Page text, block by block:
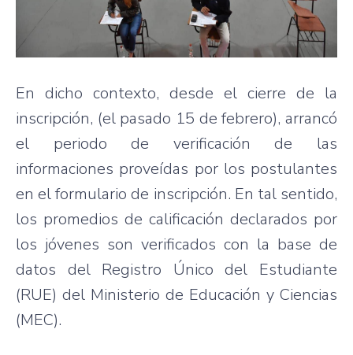
En dicho contexto, desde el cierre de la
inscripción, (el pasado 15 de febrero), arrancó
el periodo de verificación de las
informaciones proveídas por los postulantes
en el formulario de inscripción. En tal sentido,
los promedios de calificación declarados por
los jóvenes son verificados con la base de
datos del Registro Único del Estudiante
(RUE) del Ministerio de Educación y Ciencias
(MEC).